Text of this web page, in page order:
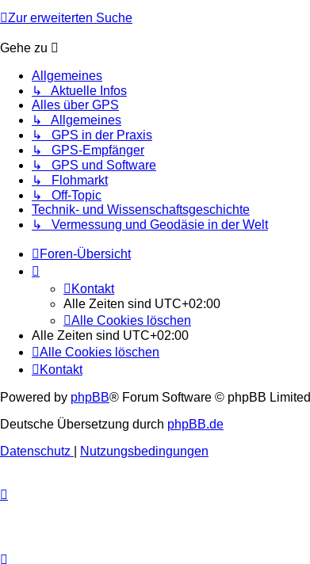
Zur erweiterten Suche
Gehe zu
Allgemeines
↳ Aktuelle Infos
Alles über GPS
↳ Allgemeines
↳ GPS in der Praxis
↳ GPS-Empfänger
↳ GPS und Software
↳ Flohmarkt
↳ Off-Topic
Technik- und Wissenschaftsgeschichte
↳ Vermessung und Geodäsie in der Welt
Foren-Übersicht
Kontakt
Alle Zeiten sind UTC+02:00
Alle Cookies löschen
Alle Zeiten sind UTC+02:00
Alle Cookies löschen
Kontakt
Powered by phpBB® Forum Software © phpBB Limited
Deutsche Übersetzung durch phpBB.de
Datenschutz
Nutzungsbedingungen